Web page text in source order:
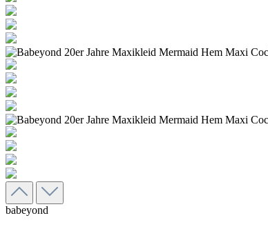
babeyond